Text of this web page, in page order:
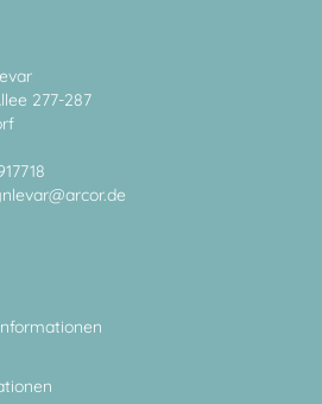
277-287